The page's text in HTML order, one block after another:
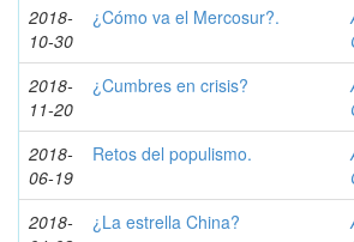
2018-
10-30
¿Cómo va el Mercosur?.
2018-
11-20
¿Cumbres en crisis?
2018-
06-19
Retos del populismo.
2018-
¿La estrella China?